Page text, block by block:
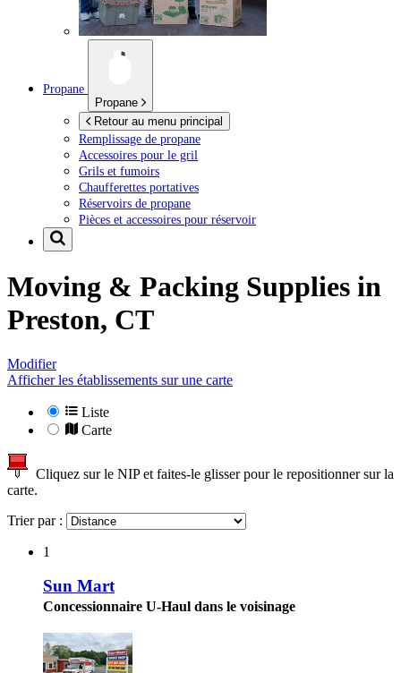
Propane
Propane
Retour au menu principal
Remplissage de propane
Accessoires pour le gril
Grils et fumoirs
Chaufferettes portatives
Réservoirs de propane
Pièces et accessoires pour réservoir
Moving & Packing Supplies in
Preston, CT
Modifier
Afficher les établissements sur une carte
Liste
Carte
Cliquez sur le NIP et faites-le glisser pour le repositionner sur la
carte.
Trier par :
1
Sun Mart
Concessionnaire U-Haul dans le voisinage